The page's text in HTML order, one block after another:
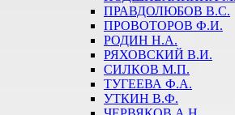
ПРАВДОЛЮБОВ В.С.
ПРОВОТОРОВ Ф.И.
РОДИН Н.А.
РЯХОВСКИЙ В.И.
СИЛКОВ М.П.
ТУГЕЕВА Ф.А.
УТКИН В.Ф.